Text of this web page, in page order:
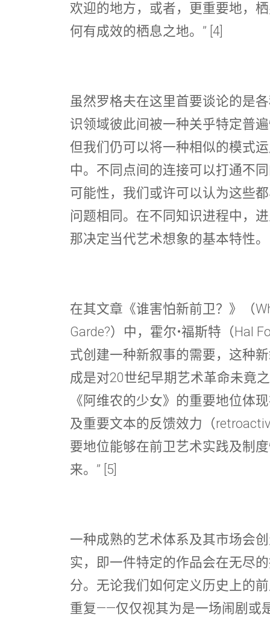
欢迎的地方，或者，更重要地，
何有成效的栖息之地。” [4]
虽然罗格夫在这里首要谈论的是
识领域彼此间被一种关乎特定普
但我们仍可以将一种相似的模式
中。不同点间的连接可以打通不
可能性，我们或许可以认为这些
问题相同。在不同知识进程中，
那决定当代艺术想象的基本特性。
在其文章《谁害怕新前卫？》（
Garde?）中，霍尔•福斯特（Hal
式创建一种新叙事的需要，这种
成是对20世纪早期艺术革命未竟
《阿维农的少女》的重要地位体
及重要文本的反馈效力（
要地位能够在前卫艺术实践及制
来。” [5]
一种成熟的艺术体系及其市场会
实，即一件特定的作品会在无尽
分。无论我们如何定义历史上的
重复——仅仅视其为是一场闹剧或